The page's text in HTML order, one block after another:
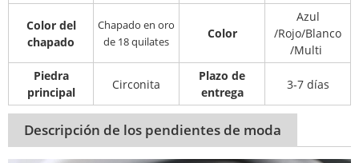
Color del
chapado
Chapado en oro
de 18 quilates
Color
Azul
/Rojo/Blanco
/Multi
Piedra
principal
Circonita
Plazo de
entrega
3-7 días
Descripción de los pendientes de moda